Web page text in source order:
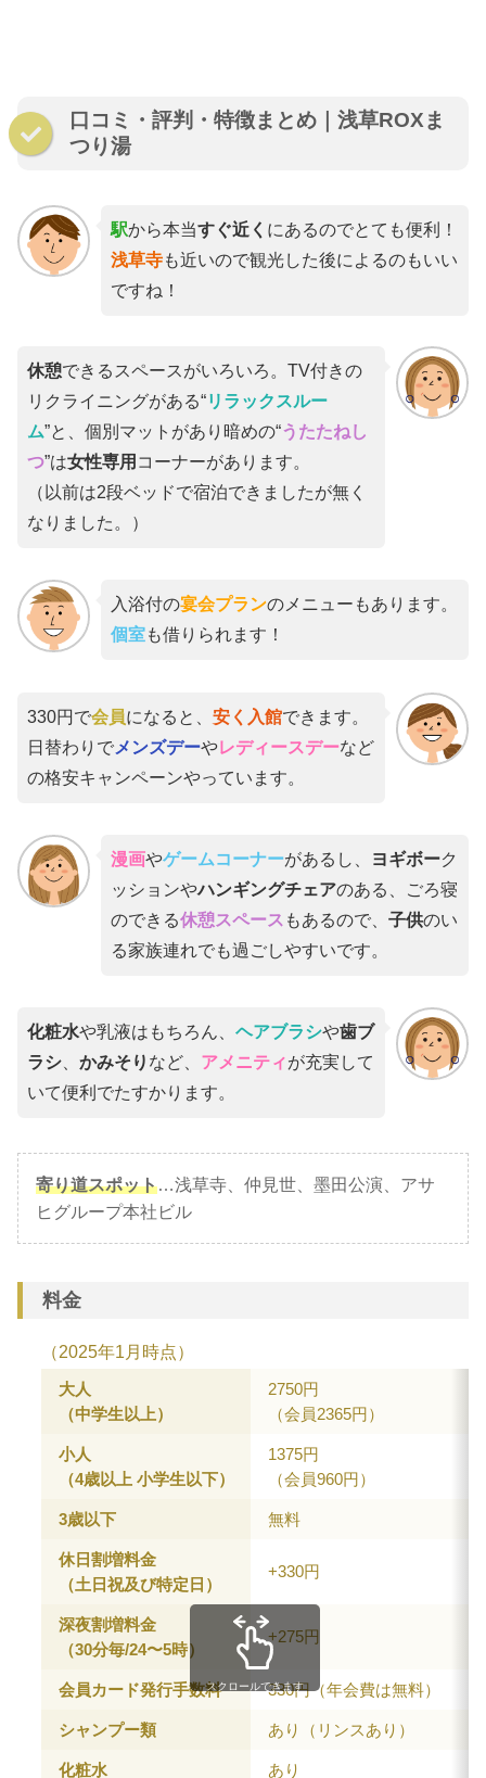
口コミ・評判・特徴まとめ｜浅草ROXま
つり湯
駅から本当すぐ近く にあるのでとても便利！
浅草寺も近いので観光した後によるのもいい
ですね！
休憩できるスペースがいろいろ。TV付きの
リクライニングがある“リラックスルー
ム”と、個別マットがあり暗めの“うたたねし
つ”は女性専用 コーナーがあります。
（以前は2段ベッドで宿泊できましたが無く
なりました。）
入浴付の宴会プランのメニューもあります。
個室も借りられます！
330円で会員になると、 安く入館できます。
日替わりでメンズデーや レディースデーなど
の格安キャンペーンやっています。
漫画やゲームコーナーがあるし、 ヨギボーク
ッションやハンギングチェアのある、ごろ寝
のできる休憩スペース もあるので、 子供のい
る家族連れでも過ごしやすいです。
化粧水や乳液はもちろん、 ヘアブラシや歯ブ
ラシ
かみそり など、 アメニティが充実して
いて便利でたすかります。
寄り道スポット…浅草寺、仲見世、墨田公演、アサ
ヒグループ本社ビル
料金
（2025年1月時点）
大人
（中学生以上）
2750円
（会員2365円）
小人
（4歳以上 小学生以下）
1375円
（会員960円）
3歳以下 無料
休日割増料金
（土日祝及び特定日）
+330円
深夜割増料金
（30分毎/24〜5時）
+275円
会員カード発行手数料 330円（年会費は無料）
シャンプー類 あり（リンスあり）
化粧水 あり
スクロールできます